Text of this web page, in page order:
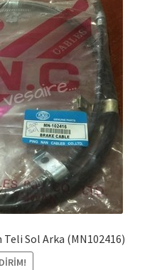
Sol Arka (MN102416)